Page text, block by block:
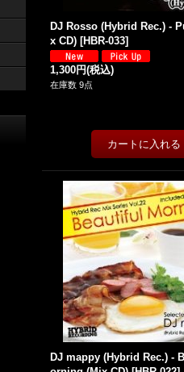
DJ Rosso (Hybrid Rec.) -
x CD) [HBR-033]
1,300円(税込)
在庫数 9点
DJ mappy (Hybrid Rec.) -